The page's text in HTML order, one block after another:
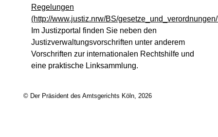
Regelungen
(http://www.justiz.nrw/BS/
Im Justizportal finden Sie neben den
Justizverwaltungsvorschriften unter anderem
Vorschriften zur internationalen Rechtshilfe und
eine praktische Linksammlung.
© Der Präsident des Amtsgerichts Köln, 2026